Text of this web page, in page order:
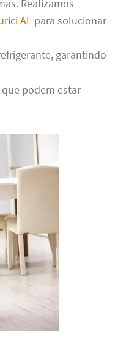
Realizamos
ALpara solucionar
garantindo
podem estar